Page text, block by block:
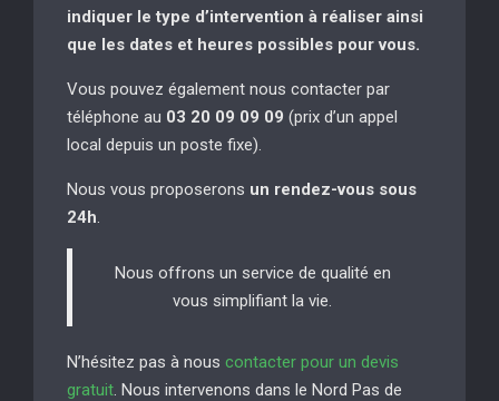
indiquer le type d’intervention à réaliser ainsi
que les dates et heures possibles pour vous.
Vous pouvez également nous contacter par
téléphone au 03 20 09 09 09 (prix d’un appel
local depuis un poste fixe).
Nous vous proposerons un rendez-vous sous
24h.
Nous offrons un service de qualité en
vous simplifiant la vie.
N’hésitez pas à nous contacter pour un devis
gratuit. Nous intervenons dans le Nord Pas de